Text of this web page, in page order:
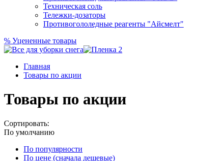
Техническая соль
Тележки-дозаторы
Противогололедные реагенты "Айсмелт"
% Уцененные товары
Главная
Товары по акции
Товары по акции
Сортировать:
По умолчанию
По популярности
По цене (сначала дешевые)